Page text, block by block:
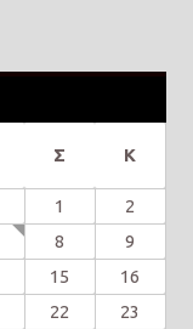
Σ Κ
1
2
8
9
15
16
22
23